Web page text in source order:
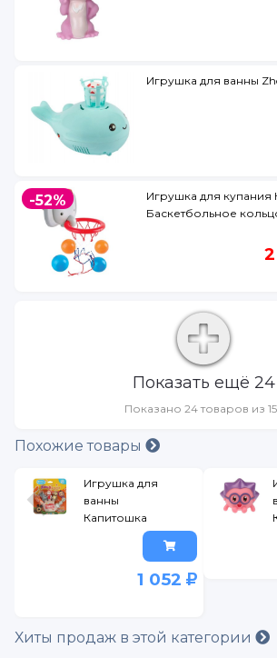
Игрушка для ванны
-52%
Игрушка для купания
Баскетбольное
Показать ещё 24
Показано 24 товаров из
Похожие товары
Игрушка для
ванны
Капитошка
пальчиковый
разноцветный
1 052
Хиты продаж в этой категории